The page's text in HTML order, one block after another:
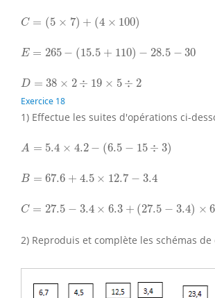
C = (5 × 7) + (4 × 100)
C= ×7 ) + (4 × 100 )
E = 265 − (15.5 + 110) − 28.5 − 30
E= 265− 15.5+110)−28.5−30
D = 38 × 2 ÷ 19 × 5 ÷ 2
D= 38× 2÷ 19 5÷ 2
Exercice 18
1) Effectue les suites d'opérations ci-
A = 5.4 × 4.2 − (6.5 − 15 ÷ 3)
A 5.4 × 4.2− (6.5−15 3)
B = 67.6 + 4.5 × 12.7 − 3.4
B= 67.6 + 4.5×12.7− 3.4
C = 27.5 − 3.4 × 6.3 + (27.5 − 3.4) ×
C= 27.5 − 3.4× 6.3 + (27.5−3.4 ×6.3
2) Reproduis et complète les schémas